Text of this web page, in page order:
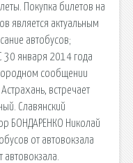
Покупка билетов на
является актуальным
автобусов;
30 января 2014 года
сообщении
встречает
Славянский
БОНДАРЕНКО Николай
от автовокзала